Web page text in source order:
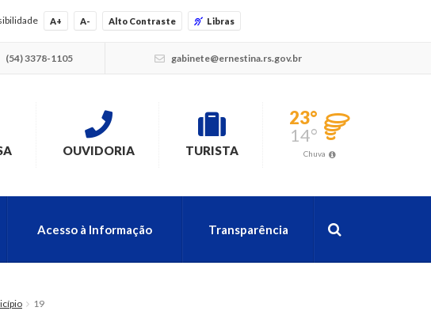
A+ A- Alto Contraste Libras
(54) 3378-1105 gabinete@ernestina.rs.gov.br
OUVIDORIA TURISTA
23°
14°
Chuva
Acesso à Informação Transparência
19